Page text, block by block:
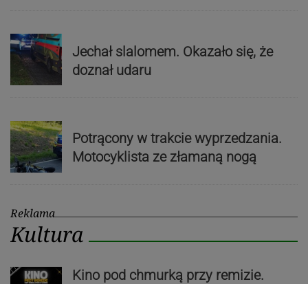
Jechał slalomem. Okazało się, że
doznał udaru
Potrącony w trakcie wyprzedzania.
Motocyklista ze złamaną nogą
Reklama
Kultura
Kino pod chmurką przy remizie.